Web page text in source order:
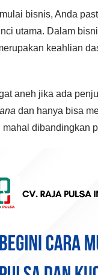
bisnis, Anda
utama. Dalam
keahlian
aneh jika ada
dan hanya bisa
mahal dibandingkan